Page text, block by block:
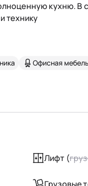
кухню. В
технику
Офисная мебель
Лифт (